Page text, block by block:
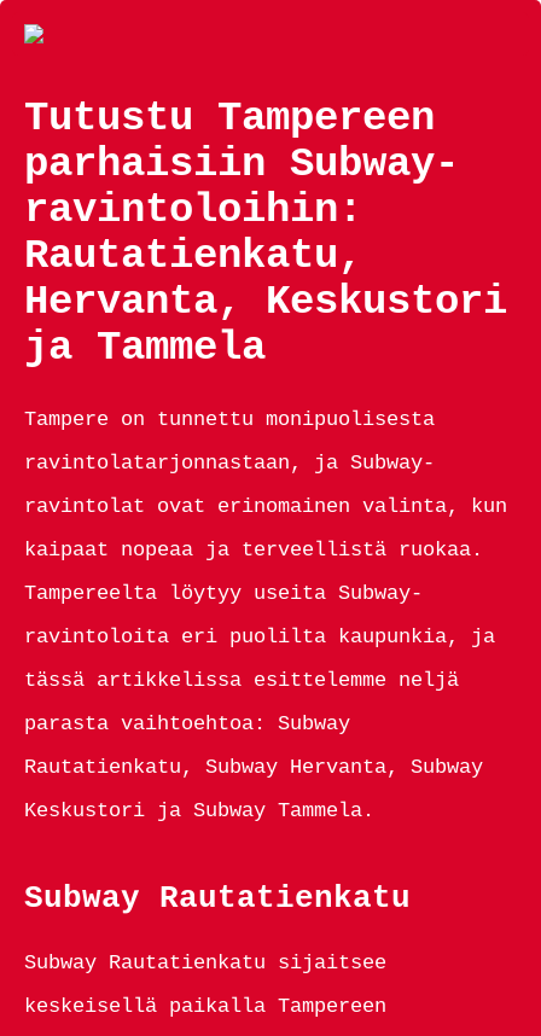
Tutustu Tampereen
parhaisiin Subway-
ravintoloihin:
Rautatienkatu,
Hervanta, Keskustori
ja Tammela
Tampere on tunnettu monipuolisesta
ravintolatarjonnastaan, ja Subway-
ravintolat ovat erinomainen valinta, kun
kaipaat nopeaa ja terveellistä ruokaa.
Tampereelta löytyy useita Subway-
ravintoloita eri puolilta kaupunkia, ja
tässä artikkelissa esittelemme neljä
parasta vaihtoehtoa: Subway
Rautatienkatu, Subway Hervanta, Subway
Keskustori ja Subway Tammela.
Subway Rautatienkatu
Subway Rautatienkatu sijaitsee
keskeisellä paikalla Tampereen